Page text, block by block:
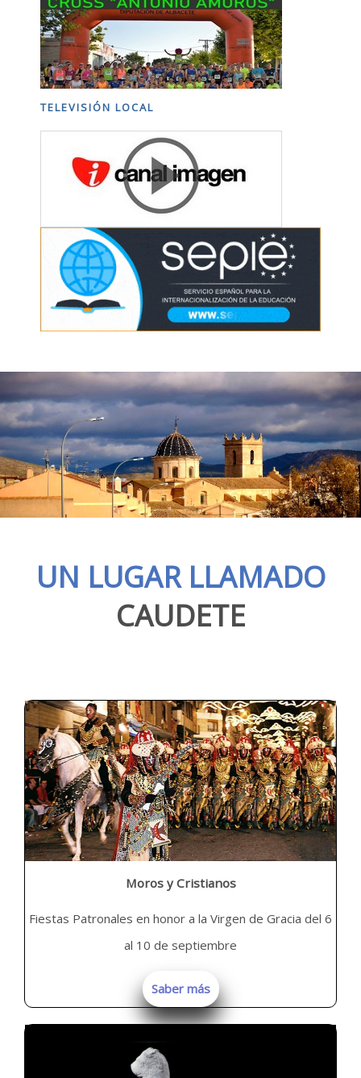
TELEVISIÓN LOCAL
UN LUGAR LLAMADO
CAUDETE
Moros y Cristianos
Fiestas Patronales en honor a la Virgen de Gracia del 6
al 10 de septiembre
Saber más